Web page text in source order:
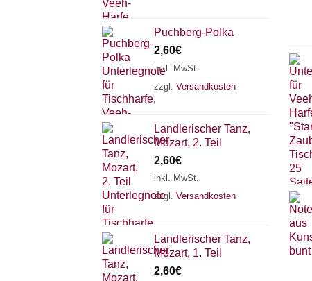
Puchberg-Polka
2,60€
inkl. MwSt.
zzgl. Versandkosten
Landlerischer Tanz,
Mozart, 2. Teil
2,60€
inkl. MwSt.
zzgl. Versandkosten
Landlerischer Tanz,
Mozart, 1. Teil
2,60€